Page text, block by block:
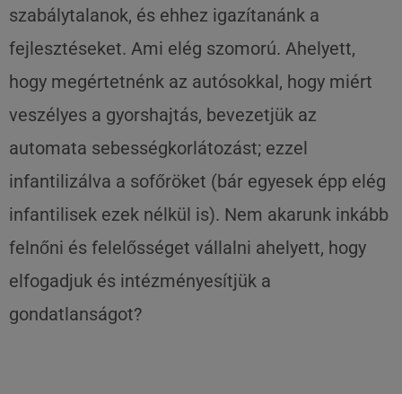
szabálytalanok, és ehhez igazítanánk a
fejlesztéseket. Ami elég szomorú. Ahelyett,
hogy megértetnénk az autósokkal, hogy miért
veszélyes a gyorshajtás, bevezetjük az
automata sebességkorlátozást; ezzel
infantilizálva a sofőröket (bár egyesek épp elég
infantilisek ezek nélkül is). Nem akarunk inkább
felnőni és felelősséget vállalni ahelyett, hogy
elfogadjuk és intézményesítjük a
gondatlanságot?